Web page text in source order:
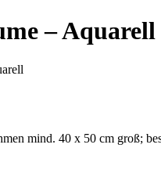
– Aquarell
mind. 40 x 50 cm groß;